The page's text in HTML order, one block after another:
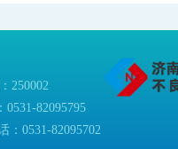
250002
0531-82095795
：0531-82095702